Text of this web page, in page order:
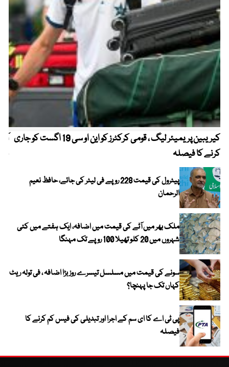
کیریبین پریمیئر لیگ ، قومی کرکٹرز کو این او سی 19 اگست کو جاری
کرنے کا فیصلہ
پیٹرول کی قیمت 228 روپے فی لیٹر کی جائے، حافظ نعیم
الرحمان
ملک بھر میں آٹے کی قیمت میں اضافہ، ایک ہفتے میں کئی
شہروں میں 20 کلو تھیلا 100 روپے تک مہنگا
سونے کی قیمت میں مسلسل تیسرے روز بڑا اضافہ ، فی تولہ ریٹ
کہاں تک جا پہنچا؟
پی ٹی اے کا ای سم کے اجرا اور تبدیلی کی فیس کم کرنے کا
فیصلہ